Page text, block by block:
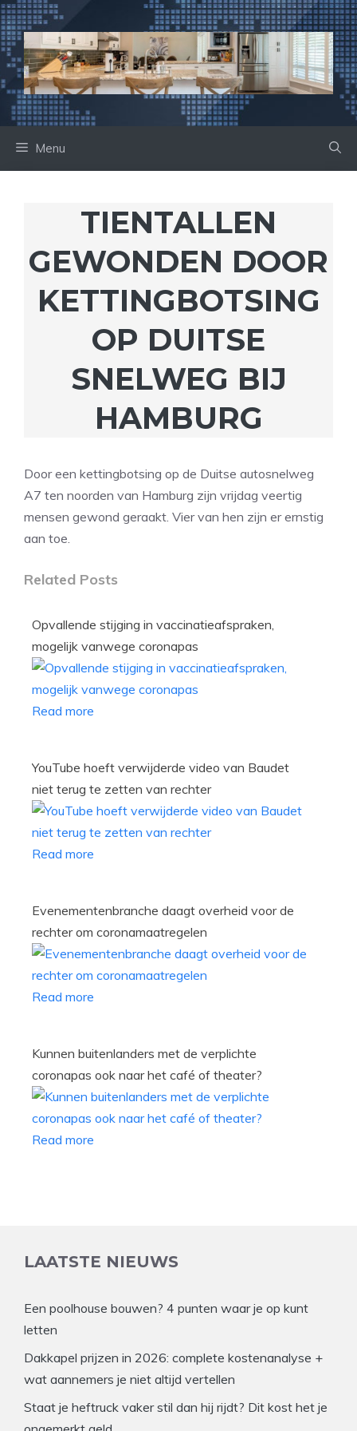
Ga
naar
de
inhoud
Menu
TIENTALLEN
GEWONDEN DOOR
KETTINGBOTSING
OP DUITSE
SNELWEG BIJ
HAMBURG
Door een kettingbotsing op de Duitse autosnelweg
A7 ten noorden van Hamburg zijn vrijdag veertig
mensen gewond geraakt. Vier van hen zijn er ernstig
aan toe.
Related Posts
Opvallende stijging in vaccinatieafspraken,
mogelijk vanwege coronapas
Read more
YouTube hoeft verwijderde video van Baudet
niet terug te zetten van rechter
Read more
Evenementenbranche daagt overheid voor de
rechter om coronamaatregelen
Read more
Kunnen buitenlanders met de verplichte
coronapas ook naar het café of theater?
Read more
LAATSTE NIEUWS
Een poolhouse bouwen? 4 punten waar je op kunt
letten
Dakkapel prijzen in 2026: complete kostenanalyse +
wat aannemers je niet altijd vertellen
Staat je heftruck vaker stil dan hij rijdt? Dit kost het je